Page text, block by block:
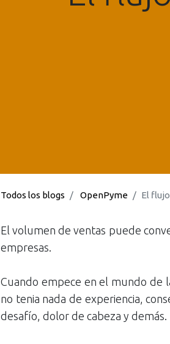
Todos los blogs OpenPyme El
El volumen de ventas puede
empresas.
Cuando empece en el mundo de
no tenia nada de experiencia,
desafío, dolor de cabeza y demás.